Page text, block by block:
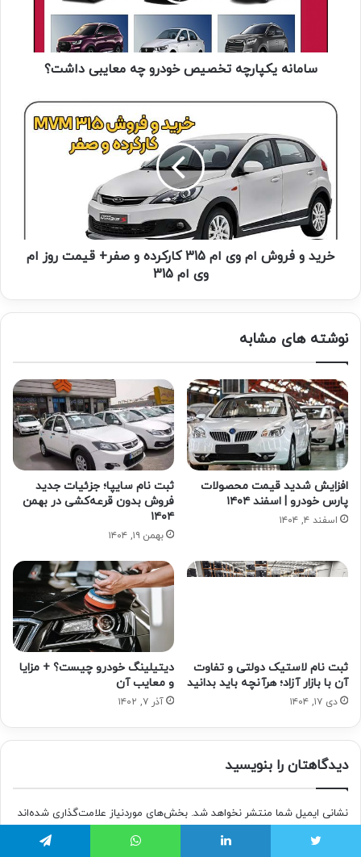
سامانه یکپارچه تخصیص خودرو چه معایبی داشت؟
خرید و فروش ام وی ام 315 کارکرده و صفر+ قیمت روز ام
وی ام 315
نوشته های مشابه
افزایش شدید قیمت محصولات
پارس خودرو | اسفند ۱۴۰۴
اسفند ۴, ۱۴۰۴
ثبت نام سایپا؛ جزئیات جدید
فروش بدون قرعه‌کشی در بهمن
۱۴۰۴
بهمن ۱۹, ۱۴۰۴
ثبت نام لاستیک دولتی و تفاوت
آن با بازار آزاد؛ هرآنچه باید بدانید
دی ۱۷, ۱۴۰۴
دیتیلینگ خودرو چیست؟ + مزایا
و معایب آن
آذر ۷, ۱۴۰۲
دیدگاهتان را بنویسید
نشانی ایمیل شما منتشر نخواهد شد. بخش‌های موردنیاز علامت‌گذاری شده‌اند